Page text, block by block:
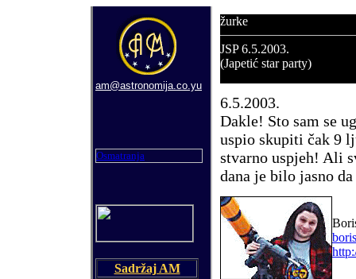
am@astronomija.co.yu
Osmatranja
Sadržaj AM
žurke
JSP6.5.2003.
(Japetić star party)
6.5.2003.
Dakle! Sto sam se
uspio skupiti čak 9
stvarno uspjeh! Ali
dana je bilo jasno da